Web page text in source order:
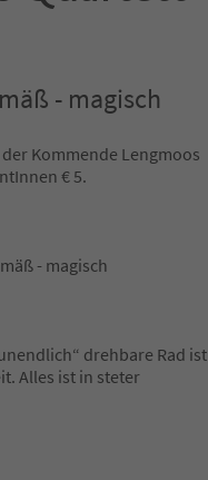
- magisch
Kommende Lengmoos
€ 5.
- magisch
drehbare Rad ist
Alles ist in steter